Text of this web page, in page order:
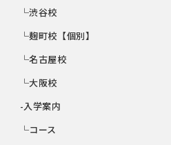
└渋谷校
└麹町校【個別】
└名古屋校
└大阪校
-入学案内
└コース